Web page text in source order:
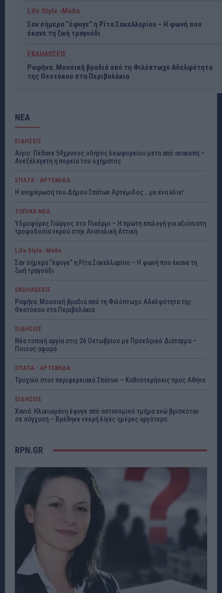
Life Style -Μόδα
Σαν σήμερα ”έφυγε” η Ρίτα Σακελλαρίου – Η φωνή που
έκανε τη ζωή τραγούδι
ΕΚΔΗΛΩΣΕΙΣ
Ραφήνα: Μουσική βραδιά από τη Φιλόπτωχο Αδελφότητα
της Θεοτόκου στα Περιβολάκια
ΝΕΑ
ΕΙΔΗΣΕΙΣ
Αίγιο: Πέθανε 54χρονος οδηγός λεωφορείου μετά από ανακοπή –
Ανεξέλεγκτη η πορεία του οχήματος
ΣΠΑΤΑ - ΑΡΤΕΜΙΔΑ
Η ενημέρωση του Δήμου Σπάτων Αρτέμιδος… με ένα κλικ!
ΤΟΠΙΚΑ ΝΕΑ
Υδροφόρες Γιώργος στο Πικέρμι – Η πρώτη επιλογή για αξιόπιστη
τροφοδοσία νερού στην Ανατολική Αττική
Life Style -Μόδα
Σαν σήμερα ”έφυγε” η Ρίτα Σακελλαρίου – Η φωνή που έκανε τη
ζωή τραγούδι
ΕΚΔΗΛΩΣΕΙΣ
Ραφήνα: Μουσική βραδιά από τη Φιλόπτωχο Αδελφότητα της
Θεοτόκου στα Περιβολάκια
ΕΙΔΗΣΕΙΣ
Νέα τοπική αργία στις 26 Οκτωβρίου με Προεδρικό Διάταγμα –
Ποιους αφορά
ΣΠΑΤΑ - ΑΡΤΕΜΙΔΑ
Τροχαίο στον περιφερειακό Σπάτων – Καθυστερήσεις προς Αθήνα
ΕΙΔΗΣΕΙΣ
Χανιά: Ηλικιωμένη έφυγε από αστυνομικό τμήμα ενώ βρισκόταν
σε σύγχυση – Βρέθηκε νεκρή λίγες ημέρες αργότερα
RPN.GR